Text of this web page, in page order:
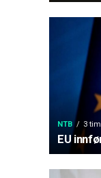
NTB 3
EU